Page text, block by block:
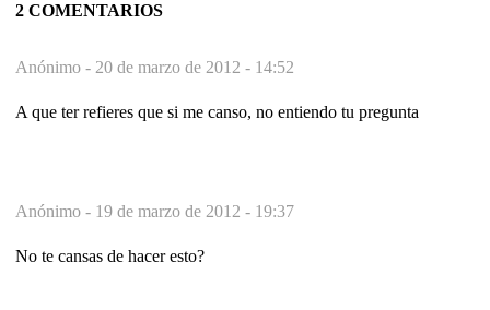
2 COMENTARIOS
Anónimo - 20 de marzo de 2012 - 14:52
A que ter refieres que si me canso, no entiendo tu pregunta
Anónimo - 19 de marzo de 2012 - 19:37
No te cansas de hacer esto?